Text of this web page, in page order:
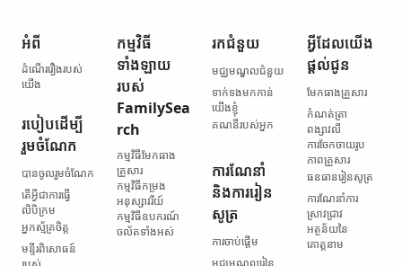
អំពី
ដំណើររឿង​របស់​
យើង
របៀប​ដើម្បី​
រួមចំណែក
បានចូលរួមចំណែក
តើ​អ្វី​ជា​ការធ្វើ​
លិបិក្រម
អ្នកស្ម័គ្រចិត្ត
មន្ទីរ​ពិសោធន៍​
កម្មវិធី​
ទាំងឡាយ​
របស់
FamilySea
rch
កម្មវិធី​មែកធាង​
គ្រួសារ
កម្មវិធី​កម្រង​
អនុស្សាវរីយ៍
កម្មវិធី​ឧបករណ៍​
ចល័ត​ទាំងអស់
រក​ជំនួយ
មជ្ឈមណ្ឌល​ជំនួយ
ទាក់ទង​មកកាន់​
យើងខ្ញុំ
គណនី​របស់​អ្នក
ការណែនាំ
និង​ការរៀន
សូត្រ
ការចាប់ផ្ដើម
អ្វី​ដែល​យើង​
ផ្ដល់ជូន
មែកធាង​គ្រួសារ
កំណត់ត្រា​
ពង្សាវលី
ការចែកចាយ​រូប
ភាព​គ្រួសារ
ធនធាន​រៀនសូត្រ
ការណែនាំ​ការ
ស្រាវជ្រាវ
អត្ថន័យ​នៃ​
គោត្តនាម